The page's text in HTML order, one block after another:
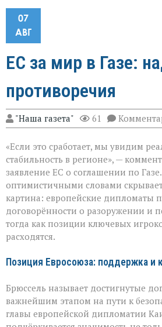
07
АВГ
ЕС за мир в Газе:
противоречия
"Наша газета" 61
«Если это сработает, мы увидим
стабильность в регионе», —
заявление ЕС о соглашении по
оптимистичными словами
картина: европейские дипломаты
договорённости о разоружении и
тогда как позиции ключевых
расходятся.
Позиция Евросоюза: поддержка и
Брюссель называет достигнутые
важнейшим этапом на пути к
главы европейской дипломатии